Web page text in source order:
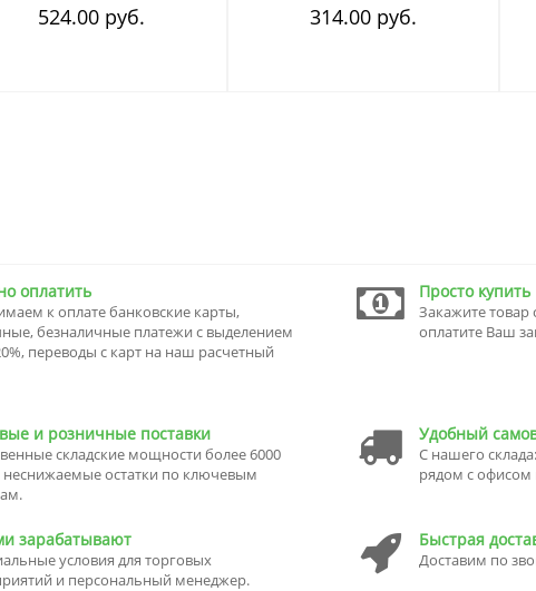
524.00 руб. 314.00 руб.
оплатить
к оплате банковские карты,
безналичные платежи с выделением
переводы с карт на наш расчетный
Просто купить
Закажите товар
оплатите Ваш
и розничные поставки
складские мощности более 6000
неснижаемые остатки по ключевым
Удобный
С нашего
рядом с офисом
зарабатывают
условия для торговых
и персональный менеджер.
Быстрая
Доставим по